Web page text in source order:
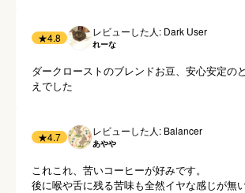
★4.8 レビューした人: Dark User
れーな
ダークローストのブレンドお豆、安心安定の
えでした
★4.7 レビューした人: Balancer
あやや
これこれ、苦いコーヒーが好みです。
後に喉や舌に残る苦味も全然イヤな感じが無